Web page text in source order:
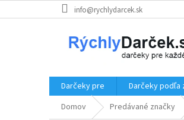
na
info@rychlydarcek.sk
Darčeky pre Darčeky podľa
Domov
Predávané značky